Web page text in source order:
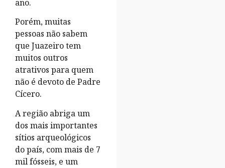
ano.
Porém, muitas
pessoas não sabem
que Juazeiro tem
muitos outros
atrativos para quem
não é devoto de Padre
Cícero.
A região abriga um
dos mais importantes
sítios arqueológicos
do país, com mais de 7
mil fósseis, e um